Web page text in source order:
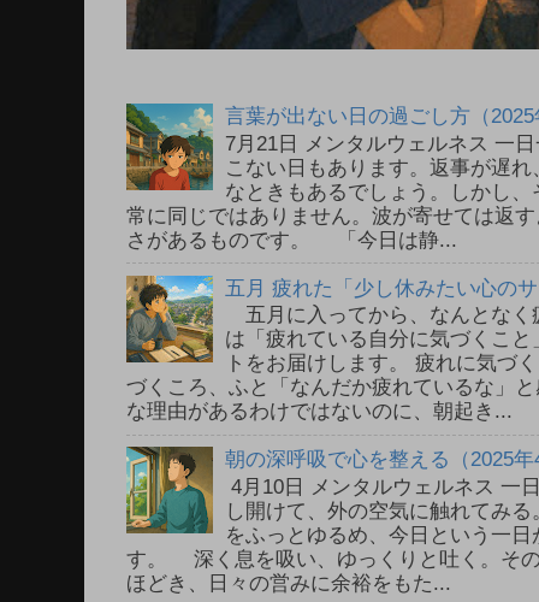
言葉が出ない日の過ごし方（
7月21日 メンタルウェルネス 一
こない日もあります。返事が遅
なときもあるでしょう。しかし
常に同じではありません。波が寄せては返
さがあるものです。 「今日は静...
五月 疲れた「少し休みたい心の
五月に入ってから、なんとなく
は「疲れている自分に気づくこ
トをお届けします。 疲れに気
づくころ、ふと「なんだか疲れているな」
な理由があるわけではないのに、朝起き...
朝の深呼吸で心を整える（2025
4月10日 メンタルウェルネス
し開けて、外の空気に触れてみ
をふっとゆるめ、今日という一
す。 深く息を吸い、ゆっくりと吐く。そ
ほどき、日々の営みに余裕をもた...